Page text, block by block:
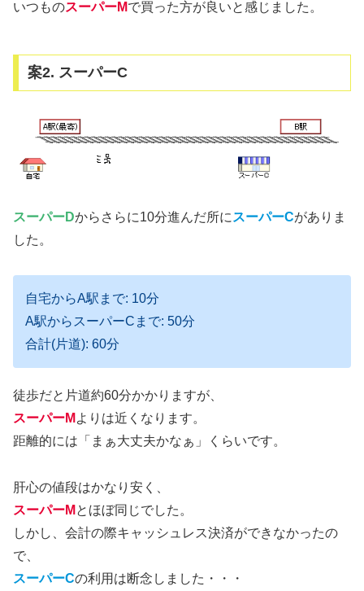
いつものスーパーMで買った方が良いと感じました。
案2. スーパーC
スーパーDからさらに10分進んだ所に スーパーCがありま
した。
自宅からA駅まで: 10分
A駅からスーパーCまで: 50分
合計(片道): 60分
徒歩だと片道約60分かかりますが、
スーパーM よりは近くなります。
距離的には「まぁ大丈夫かなぁ」くらいです。
肝心の値段はかなり安く、
スーパーM とほぼ同じでした。
しかし、会計の際キャッシュレス決済ができなかったの
で、
スーパーCの利用は断念しました・・・